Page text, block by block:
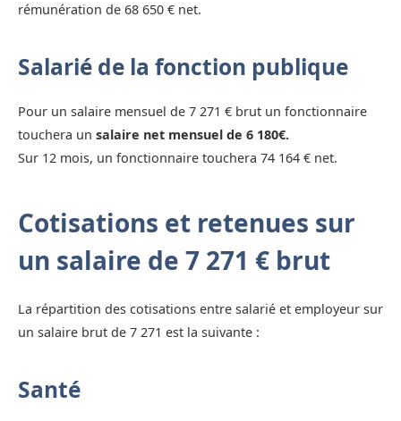
rémunération de 68 650 € net.
Salarié de la fonction publique
Pour un salaire mensuel de 7 271 € brut un fonctionnaire
touchera un salaire net mensuel de 6 180€.
Sur 12 mois, un fonctionnaire touchera 74 164 € net.
Cotisations et retenues sur
un salaire de 7 271 € brut
La répartition des cotisations entre salarié et employeur sur
un salaire brut de 7 271 est la suivante :
Santé